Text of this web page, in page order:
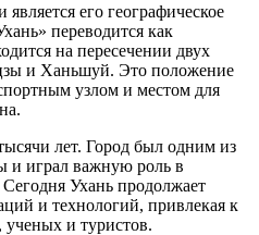
его географическое
переводится как
на пересечении двух
и Ханьшуй. Это положение
узлом и местом для
лет. Город был одним из
и играл важную роль в
Ухань продолжает
и технологий, привлекая к
ученых и туристов.